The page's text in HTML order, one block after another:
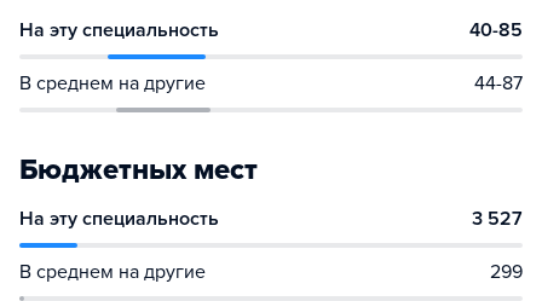
На эту специальность 40-85
В среднем на другие 44-87
Бюджетных мест
На эту специальность 3 527
В среднем на другие 299